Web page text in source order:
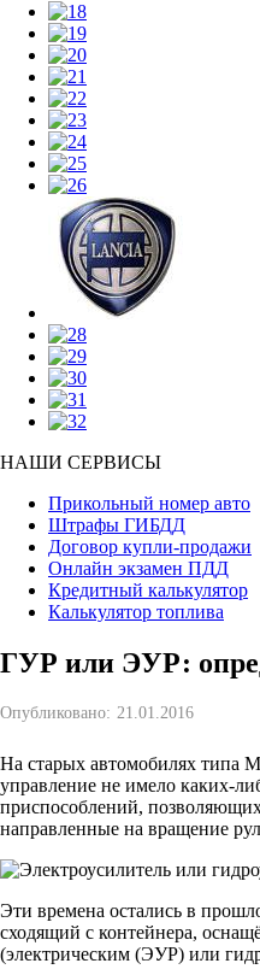
НАШИ СЕРВИСЫ
Прикольный номер авто
Штрафы ГИБДД
Договор купли-продажи
Онлайн экзамен ПДД
Кредитный калькулятор
Калькулятор топлива
ГУР или ЭУР:
Опубликовано: 21.01.2016
На старых автомобилях типа
управление не имело каких-
приспособлений,
направленные на вращение
Эти времена остались в
сходящий с контейнера,
(электрическим (ЭУР) или